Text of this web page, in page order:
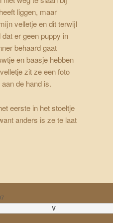
liggen, maar
velletje en dit terwijl
er geen puppy in
behaard gaat
en baasje hebben
zit ze een foto
de hand is.
eerste in het stoeltje
anders is ze te laat
V